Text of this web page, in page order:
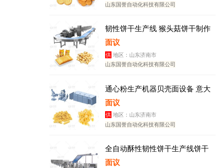
山东国誉自动化科技有限公司
韧性饼干生产线 猴头菇饼干制作
面议
供 地区：山东济南市
山东国誉自动化科技有限公司
通心粉生产机器贝壳面设备 意大
面议
供 地区：山东济南市
山东国誉自动化科技有限公司
全自动酥性韧性饼干生产线饼干
流
面议